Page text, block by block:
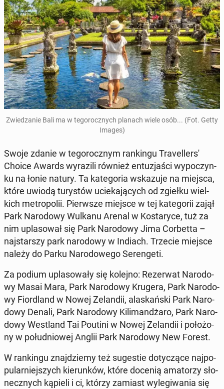
Zwie­dza­nie Bali ma w te­go­rocz­nych planach wiele osób... (Fot. Getty
Images)
Swoje zdanie w te­go­rocz­nym ran­kin­gu Tra­vel­ler­s'
Choice Awards wy­ra­zi­li również en­tu­zja­ści wy­po­czyn­
ku na łonie natury. Ta ka­te­go­ria wska­zu­je na miejsca,
które uwiodą tu­ry­stów ucie­ka­ją­cych od zgiełku wiel­
kich me­tro­po­lii. Pierw­sze miejsce w tej ka­te­go­rii zajął
Park Na­ro­do­wy Wulkanu Arenal w Ko­sta­ry­ce, tuż za
nim upla­so­wał się Park Na­ro­do­wy Jima Cor­bet­ta –
naj­star­szy park na­ro­do­wy w Indiach. Trzecie miejsce
należy do Parku Na­ro­do­we­go Se­ren­ge­ti.
Za podium upla­so­wa­ły się kolejno: Re­zer­wat Na­ro­do­
wy Masai Mara, Park Na­ro­do­wy Krugera, Park Na­ro­do­
wy Fior­dland w Nowej Ze­lan­dii, ala­skań­ski Park Na­ro­
do­wy Denali, Park Na­ro­do­wy Ki­li­man­dża­ro, Park Na­ro­
do­wy We­stland Tai Poutini w Nowej Ze­lan­dii i po­ło­żo­
ny w po­łu­dnio­wej Anglii Park Na­ro­do­wy New Forest.
W ran­kin­gu znaj­dzie­my też su­ge­stie do­ty­czą­ce naj­po­
pu­lar­niej­szych kie­run­ków, które docenią ama­to­rzy sło­
necz­nych kąpieli i ci, którzy zamiast wy­le­gi­wa­nia się